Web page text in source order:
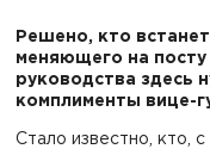
Решено, кто
меняющего на
руководства здесь
комплименты вице-
Стало известно, кто,